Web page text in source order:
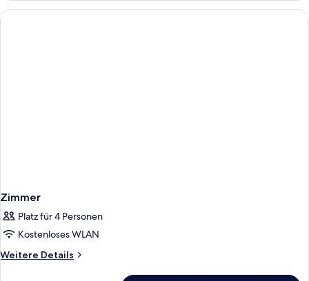
Zimmer
Platz für 4 Personen
Kostenloses WLAN
Weitere Details
Weitere